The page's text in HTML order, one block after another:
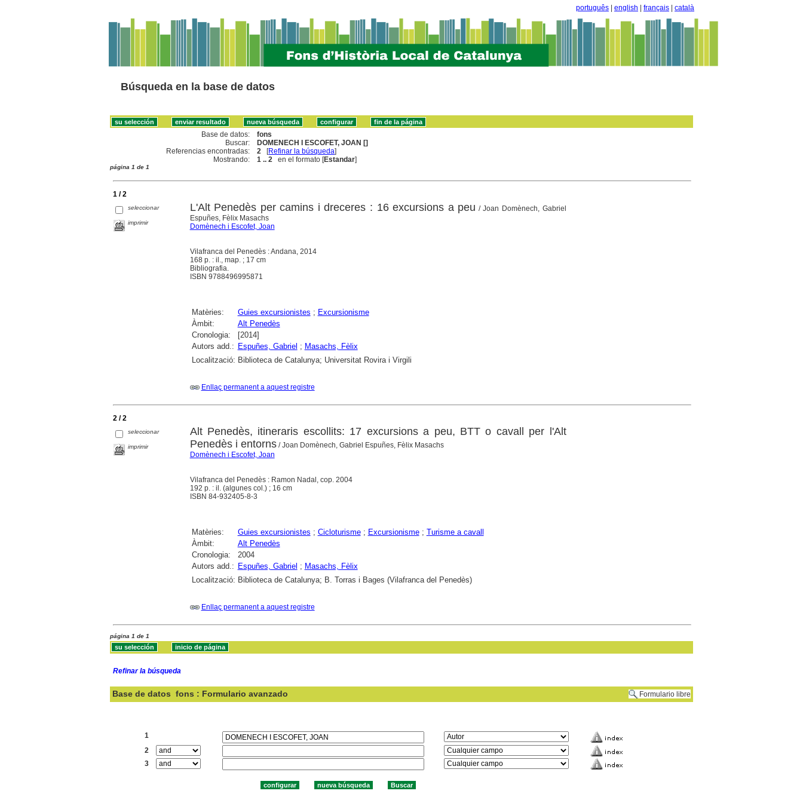
português english français català
Búsqueda en la base de datos
Base de datos:
fons
Buscar:
DOMENECH I ESCOFET, JOAN []
Referencias encontradas:
2 [Refinar la búsqueda]
Mostrando:
1 .. 2 en el formato [Estandar]
página 1 de 1
1 / 2
seleccionar
imprimir
L'Alt Penedès per camins i dreceres : 16 excursions a peu / Joan Domènech, Gabriel
Espuñes, Fèlix Masachs
Domènech i Escofet, Joan
Vilafranca del Penedès : Andana, 2014
168 p. : il., map. ; 17 cm
Bibliografia.
ISBN 9788496995871
Matèries: Guies excursionistes ; Excursionisme
Àmbit:
Alt Penedès
Cronologia:
[2014]
Autors add.: Espuñes, Gabriel ; Masachs, Fèlix
Localització: Biblioteca de Catalunya; Universitat Rovira i Virgili
Enllaç permanent a aquest registre
2 / 2
seleccionar
imprimir
Alt Penedès, itineraris escollits: 17 excursions a peu, BTT o cavall per l'Alt
Penedès i entorns/ Joan Domènech, Gabriel Espuñes, Fèlix Masachs
Domènech i Escofet, Joan
Vilafranca del Penedès : Ramon Nadal, cop. 2004
192 p. : il. (algunes col.) ; 16 cm
ISBN 84-932405-8-3
Matèries: Guies excursionistes ; Cicloturisme; Excursionisme; Turisme a cavall
Àmbit:
Alt Penedès
Cronologia:
2004
Autors add.: Espuñes, Gabriel ; Masachs, Fèlix
Localització: Biblioteca de Catalunya; B. Torras i Bages (Vilafranca del Penedès)
Enllaç permanent a aquest registre
página 1 de 1
Refinar la búsqueda
Base de datos fons : Formulario avanzado Formulario libre
1
2
3